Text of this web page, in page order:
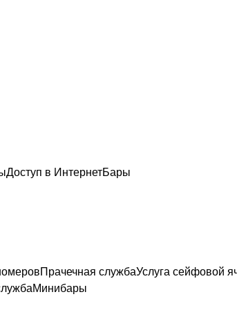
Доступ в ИнтернетБары
Прачечная службаУслуга сейфовой
Минибары